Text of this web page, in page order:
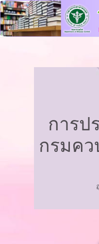
การป
กรมค